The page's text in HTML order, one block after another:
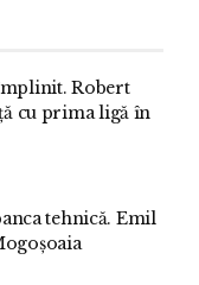
Robert
cu prima ligă în
tehnică. Emil